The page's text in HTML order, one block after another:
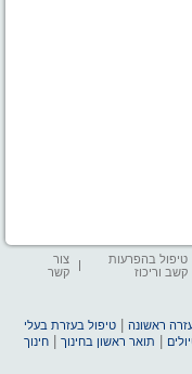
טיפול בהפרעות
קשב וריכוז
צור
קשר
ראשונה |טיפול בעזרת בעלי
תואר ראשון בחינוך |חינוך